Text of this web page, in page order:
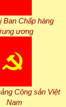
Ban Chấp hàng
ương
Cộng sản Việt
Nam